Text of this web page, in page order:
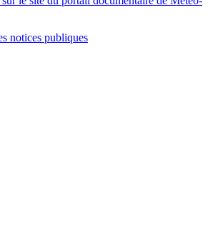
notices publiques